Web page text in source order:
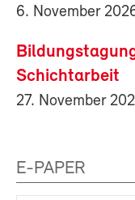
6. November
Schichtarbeit
27. November
E-PAPER